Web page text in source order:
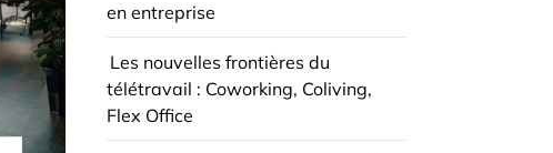
en entreprise
Les nouvelles frontières du
télétravail : Coworking, Coliving,
Flex Office